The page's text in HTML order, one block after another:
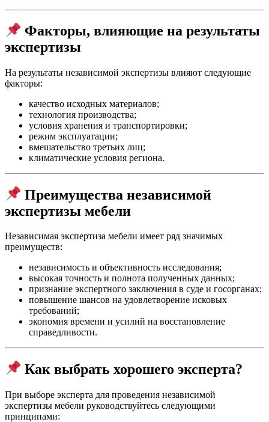
Факторы, влияющие на результаты
экспертизы
На результаты независимой экспертизы влияют следующие
факторы:
качество исходных материалов;
технология производства;
условия хранения и транспортировки;
режим эксплуатации;
вмешательство третьих лиц;
климатические условия региона.
Преимущества независимой
экспертизы мебели
Независимая экспертиза мебели имеет ряд значимых
преимуществ:
независимость и объективность исследования;
высокая точность и полнота полученных данных;
признание экспертного заключения в суде и госорганах;
повышение шансов на удовлетворение исковых
требований;
экономия времени и усилий на восстановление
справедливости.
Как выбрать хорошего эксперта?
При выборе эксперта для проведения независимой
экспертизы мебели руководствуйтесь следующими
принципами: